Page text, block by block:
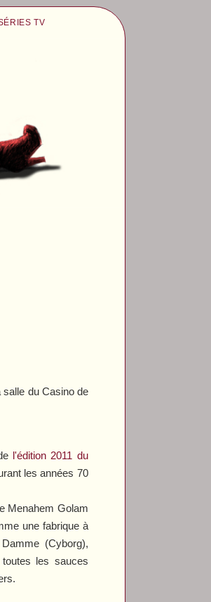
TV
du Casino de
l'édition 2011 du
les années 70
Menahem Golam
une fabrique à
(Cyborg),
les sauces
.